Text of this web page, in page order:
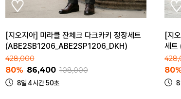
[지오지아] 미라클 잔체크 다크카키 정장세트
(ABE2SB1206_ABE2SP1206_DKH)
428,000
80% 86,400 108,000
8일 4시간 50초
[지
세
8